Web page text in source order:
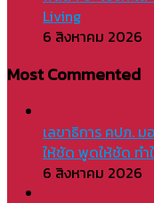
Living
6 สิงหาคม 2026
Most Commented
เลขาธิการ คปภ.
ให้ชัด พูดให้ชัด ทำ
6 สิงหาคม 2026